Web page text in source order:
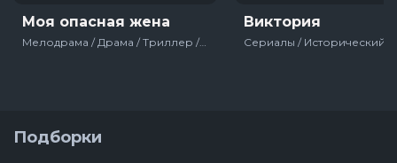
Моя опасная жена
Мелодрама / Драма / Триллер / 2020 / Сериалы
Виктория
Подборки